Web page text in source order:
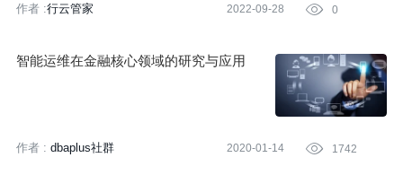
作者 :行云管家 2022-09-28  0
智能运维在金融核心领域的研究与应用
作者 : dbaplus社群 2020-01-14  1742